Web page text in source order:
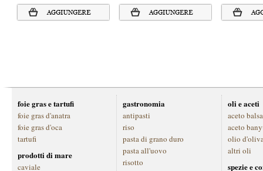
foie gras e tartufi
foie gras d'anatra
foie gras d'oca
tartufi
prodotti di mare
caviale
gastronomia
antipasti
riso
pasta di grano duro
pasta all'uovo
risotto
oli e aceti
aceto
aceto
olio
altri oli
spezie e